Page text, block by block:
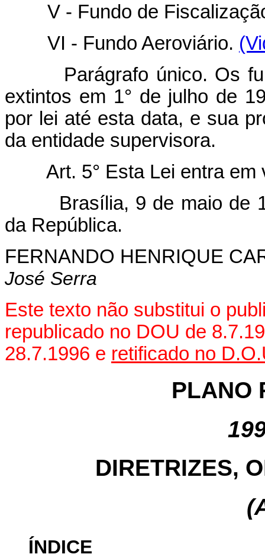
V - Fundo de Fiscalização
VI - Fundo Aeroviário.
Parágrafo único. Os
extintos em 1° de julho de
por lei até esta data, e sua
da entidade supervisora.
Art. 5° Esta Lei entra
Brasília, 9 de maio de
da República.
FERNANDO HENRIQUE
José Serra
Este texto não substitui o
republicado no DOU de
28.7.1996 e retificado no
PLANO
DIRETRIZES,
ÍNDICE